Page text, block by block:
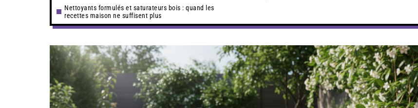
Nettoyants formulés et saturateurs bois : quand les
recettes maison ne suffisent plus